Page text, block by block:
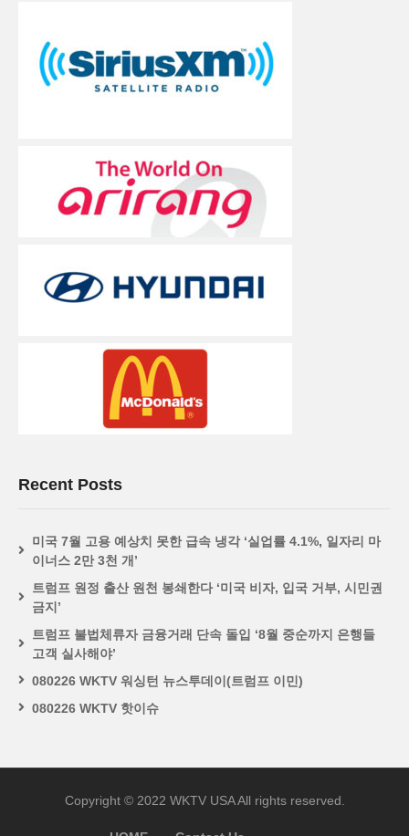
Recent Posts
미국 7월 고용 예상치 못한 급속 냉각 ‘실업률 4.1%, 일자리 마
이너스 2만 3천 개’
트럼프 원정 출산 원천 봉쇄한다 ‘미국 비자, 입국 거부, 시민권
금지’
트럼프 불법체류자 금융거래 단속 돌입 ‘8월 중순까지 은행들
고객 실사해야’
080226 WKTV 워싱턴 뉴스투데이(트럼프 이민)
080226 WKTV 핫이슈
Copyright © 2022 WKTV USA All rights reserved.